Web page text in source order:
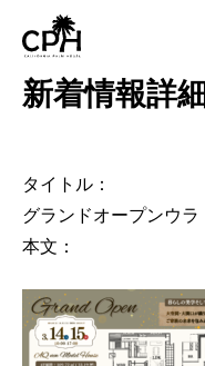
新着情報詳細
タイトル：
グランドオープンウラ
本文：